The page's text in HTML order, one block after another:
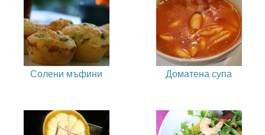
Солени мъфини Доматена супа